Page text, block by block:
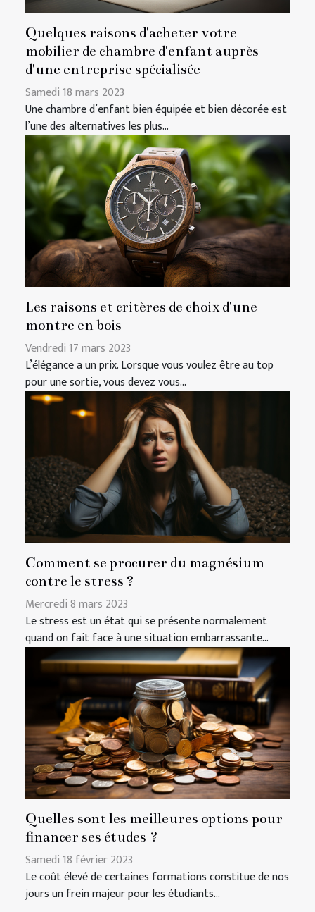
Quelques raisons d'acheter votre
mobilier de chambre d'enfant auprès
d'une entreprise spécialisée
Samedi 18 mars 2023
Une chambre d’enfant bien équipée et bien décorée est
l’une des alternatives les plus...
Les raisons et critères de choix d'une
montre en bois
Vendredi 17 mars 2023
L’élégance a un prix. Lorsque vous voulez être au top
pour une sortie, vous devez vous...
Comment se procurer du magnésium
contre le stress ?
Mercredi 8 mars 2023
Le stress est un état qui se présente normalement
quand on fait face à une situation embarrassante...
Quelles sont les meilleures options pour
financer ses études ?
Samedi 18 février 2023
Le coût élevé de certaines formations constitue de nos
jours un frein majeur pour les étudiants...